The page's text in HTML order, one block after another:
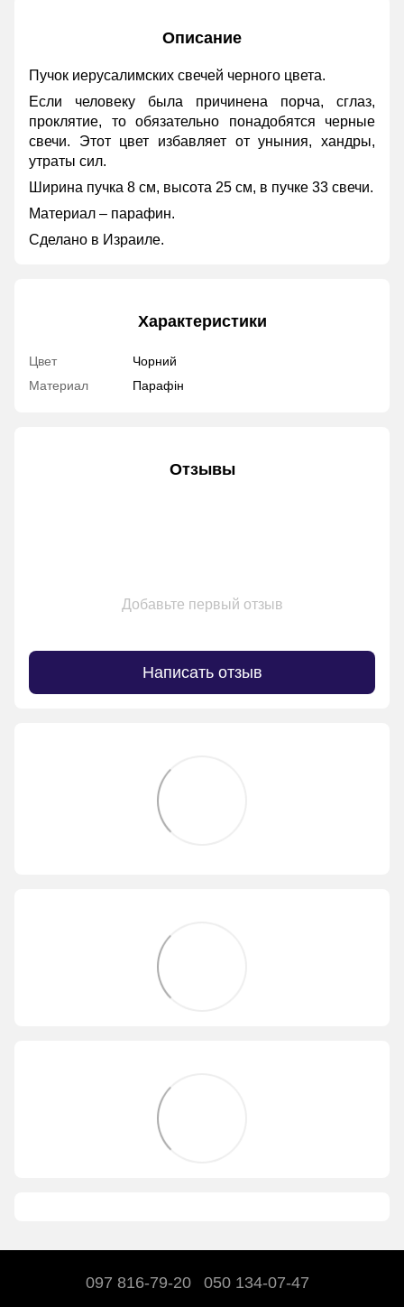
Описание
Пучок иерусалимских свечей черного цвета.
Если человеку была причинена порча, сглаз,
проклятие, то обязательно понадобятся черные
свечи. Этот цвет избавляет от уныния, хандры,
утраты сил.
Ширина пучка 8 см, высота 25 см, в пучке 33 свечи.
Материал – парафин.
Сделано в Израиле.
Характеристики
Цвет
Чорний
Материал
Парафін
Отзывы
Добавьте первый отзыв
Написать отзыв
097 816-79-20 050 134-07-47